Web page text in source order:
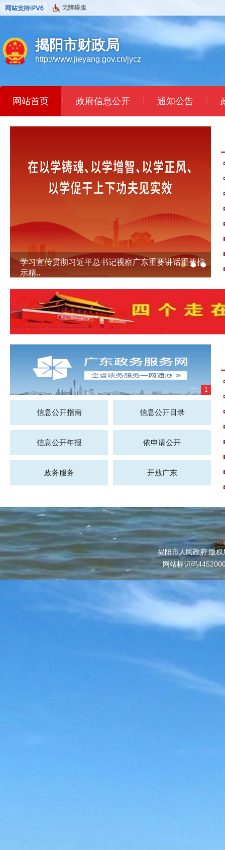
无障碍版
揭阳市财政局
http://www.jieyang.gov.cn/jycz
网站首页 | 政府信息公开 | 通知公告 |
学习宣传贯彻习近平总书记视察广东重要讲话重要指
示精..
1
信息公开指南 信息公开目录
信息公开年报 依申请公开
政务服务 开放广东
揭阳市人民政府 版
网站标识码